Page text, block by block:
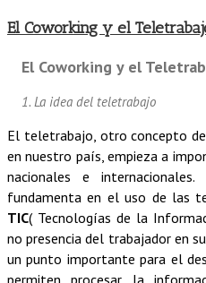
El Coworking y el
El Coworking y el
1. La idea del teletrabajo
El teletrabajo, otro concepto
en nuestro país, empieza a
nacionales e
fundamenta en el uso de las
TIC( Tecnologías de la
no presencia del trabajador en
un punto importante para el